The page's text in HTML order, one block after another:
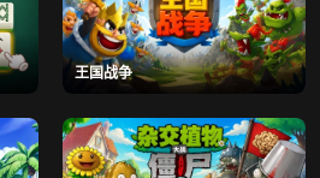
王国战争